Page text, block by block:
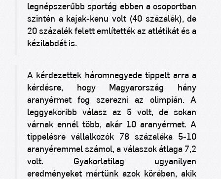
legnépszerűbb sportág ebben a csoportban
szintén a kajak-kenu volt (40 százalék), de
20 százalék felett említették az atlétikát és a
kézilabdát is.
A kérdezettek háromnegyede tippelt arra a
kérdésre, hogy Magyarország hány
aranyérmet fog szerezni az olimpián. A
leggyakoribb válasz az 5 volt, de sokan
várnak ennél több, akár 10 aranyérmet. A
tippelésre vállalkozók 78 százaléka 5-10
aranyéremmel számol, a válaszok átlaga 7,2
volt. Gyakorlatilag ugyanilyen
eredményeket mértünk azok körében, akik